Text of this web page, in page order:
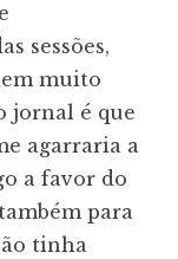
sessões,
muito
jornal é que
agarraria a
a favor do
para
tinha